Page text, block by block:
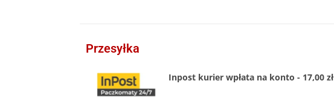
Przesyłka
Inpost kurier wpłata na konto - 17,00 zł